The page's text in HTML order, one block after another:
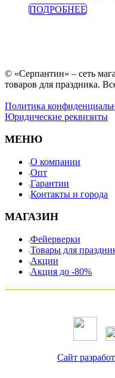
ПОДРОБНЕЕ
© «Серпантин» – сеть
товаров для праздника.
Политика
Юридические реквизиты
МЕНЮ
О компании
Опт
Гарантии
Контакты и города
МАГАЗИН
Фейерверки
Товары для
Акции
Акция до -80%
Сайт